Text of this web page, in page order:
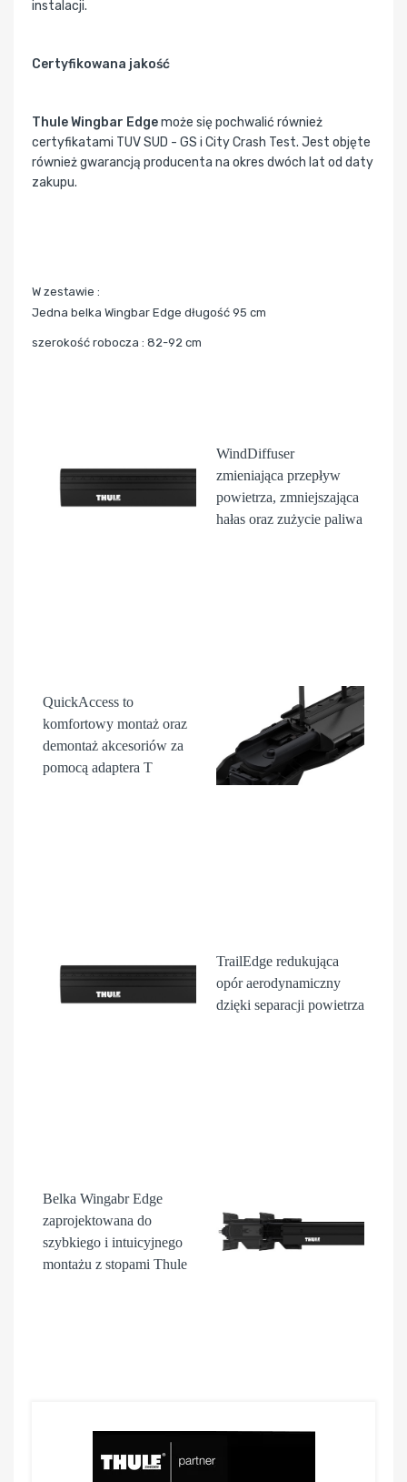
instalacji.
Certyfikowana jakość
Thule Wingbar Edgemoże się pochwalić również
certyfikatami TUV SUD - GS i City Crash Test. Jest objęte
również gwarancją producenta na okres dwóch lat od daty
zakupu.
W zestawie :
Jedna belka Wingbar Edge długość 95 cm
szerokość robocza : 82-92 cm
WindDiffuser
zmieniająca przepływ
powietrza, zmniejszająca
hałas oraz zużycie paliwa
QuickAccess to
komfortowy montaż oraz
demontaż akcesoriów za
pomocą adaptera T
TrailEdge redukująca
opór aerodynamiczny
dzięki separacji powietrza
Belka Wingabr Edge
zaprojektowana do
szybkiego i intuicyjnego
montażu z stopami Thule